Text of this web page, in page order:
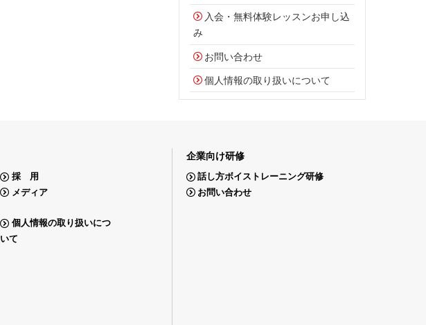
入会・無料体験レッスンお申し込
み
お問い合わせ
個人情報の取り扱いについて
採 用
メディア
個人情報の取り扱いにつ
いて
企業向け研修
話し方ボイストレーニング研修
お問い合わせ